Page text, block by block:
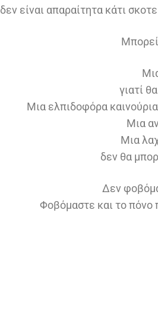
δεν είναι απαραίτητα κάτι
Μπορεί
γιατί
Μια ελπιδοφόρα
Μια
Μια
δεν θα
Δεν
Φοβόμαστε και το πόνο